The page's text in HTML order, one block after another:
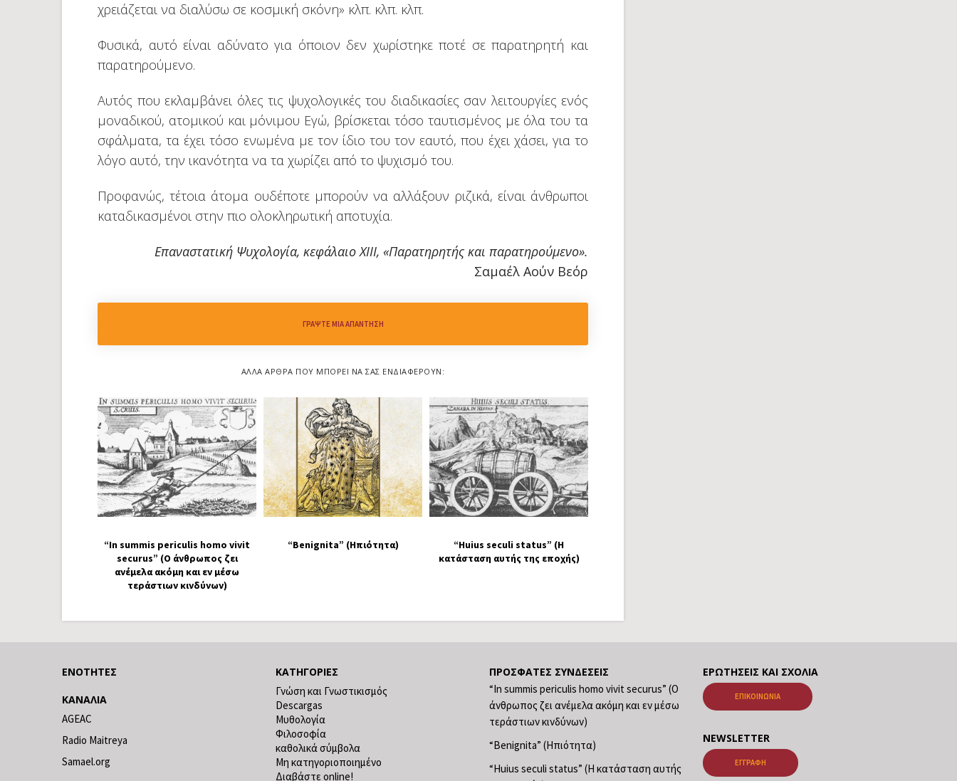
χρειάζεται να διαλύσω σε κοσμική σκόνη» κλπ. κλπ. κλπ.
Φυσικά, αυτό είναι αδύνατο για όποιον δεν χωρίστηκε ποτέ σε παρατηρητή και
παρατηρούμενο.
Αυτός που εκλαμβάνει όλες τις ψυχολογικές του διαδικασίες σαν λειτουργίες ενός
μοναδικού, ατομικού και μόνιμου Εγώ, βρίσκεται τόσο ταυτισμένος με όλα του τα
σφάλματα, τα έχει τόσο ενωμένα με τον ίδιο του τον εαυτό, που έχει χάσει, για το
λόγο αυτό, την ικανότητα να τα χωρίζει από το ψυχισμό του.
Προφανώς, τέτοια άτομα ουδέποτε μπορούν να αλλάξουν ριζικά, είναι άνθρωποι
καταδικασμένοι στην πιο ολοκληρωτική αποτυχία.
Επαναστατική Ψυχολογία, κεφάλαιο XIII, «Παρατηρητής και παρατηρούμενο».
Σαμαέλ Αούν Βεόρ
ΓΡΆΨΤΕ ΜΙΑ ΑΠΆΝΤΗΣΗ
ΆΛΛΑ ΆΡΘΡΑ ΠΟΥ ΜΠΟΡΕΊ ΝΑ ΣΑΣ ΕΝΔΙΑΦΈΡΟΥΝ:
“In summis periculis homo vivit
securus” (Ο άνθρωπος ζει
ανέμελα ακόμη και εν μέσω
τεράστιων κινδύνων)
“Benignita” (Ηπιότητα)
“Huius seculi status” (Η
κατάσταση αυτής της εποχής)
ΕΝΌΤΗΤΕΣ
ΚΑΝΆΛΙΑ
AGEAC
Radio Maitreya
Samael.org
ΚΑΤΗΓΟΡΊΕΣ
Γνώση και Γνωστικισμός
Descargas
Μυθολογία
Φιλοσοφία
καθολικά σύμβολα
Μη κατηγοριοποιημένο
Διαβάστε online!
ΠΡΌΣΦΑΤΕΣ ΣΥΝΔΈΣΕΙΣ
“In summis periculis homo vivit securus” (Ο
άνθρωπος ζει ανέμελα ακόμη και εν μέσω
τεράστιων κινδύνων)
“Benignita” (Ηπιότητα)
“Huius seculi status” (Η κατάσταση αυτής
ΕΡΩΤΉΣΕΙΣ ΚΑΙ ΣΧΌΛΙΑ
ΕΠΙΚΟΙΝΩΝΊΑ
NEWSLETTER
ΕΓΓΡΑΦΉ